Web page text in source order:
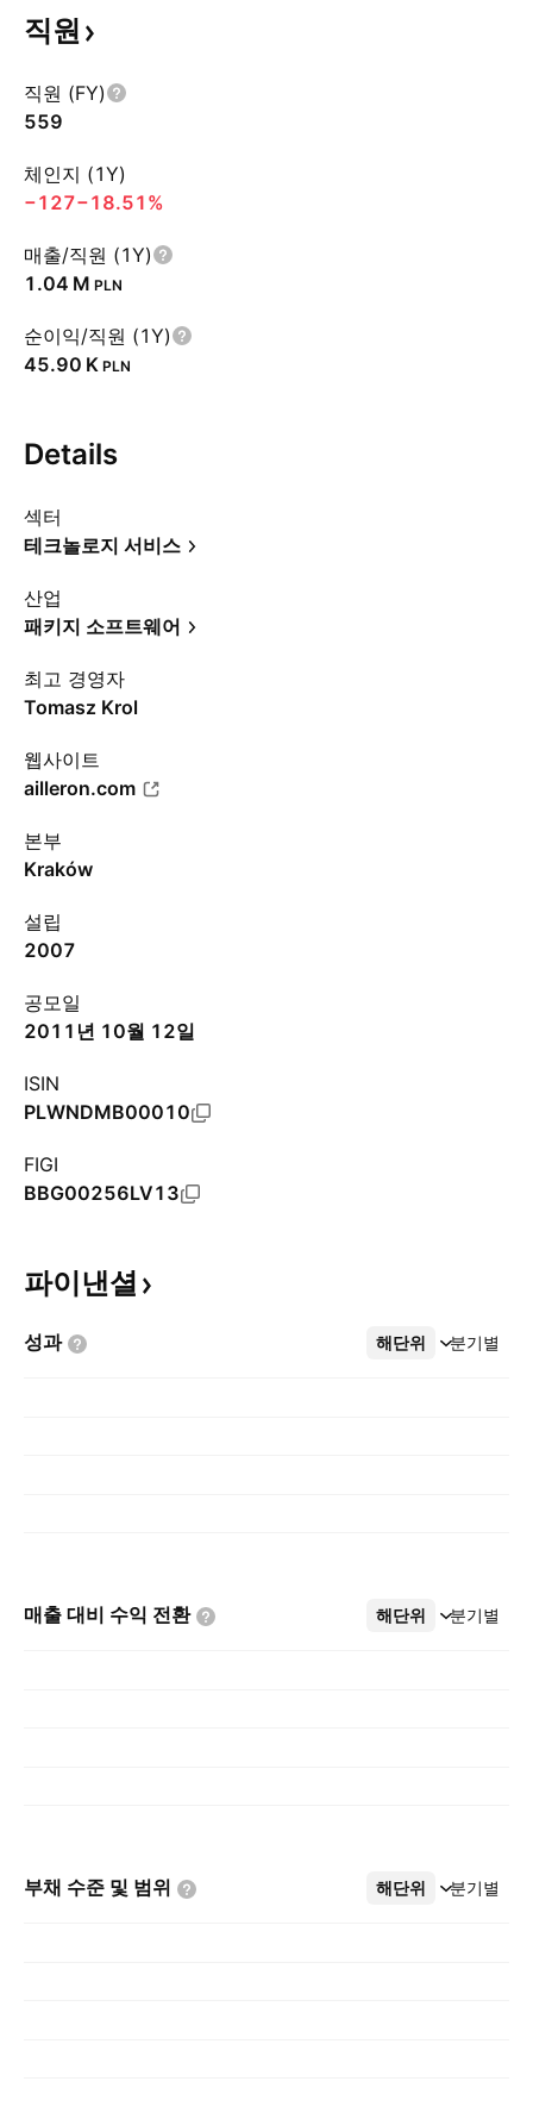
직원
직원 (FY)
559
체인지 (1Y)
−127−18.51%
매출/직원 (1Y)
‪1.04 M‬ PLN
순이익/직원 (1Y)
‪45.90 K‬ PLN
Details
섹터
테크놀로지 서비스
산업
패키지 소프트웨어
최고 경영자
Tomasz Krol
웹사이트
ailleron.com
본부
Kraków
설립
2007
공모일
2011년 10월 12일
ISIN
PLWNDMB00010
FIGI
BBG00256LV13
파이낸셜
성과 해단위 분기별
더보기
매출 대비 수익 전환 해단위 분기별
더보기
부채 수준 및 범위 해단위 분기별
더보기